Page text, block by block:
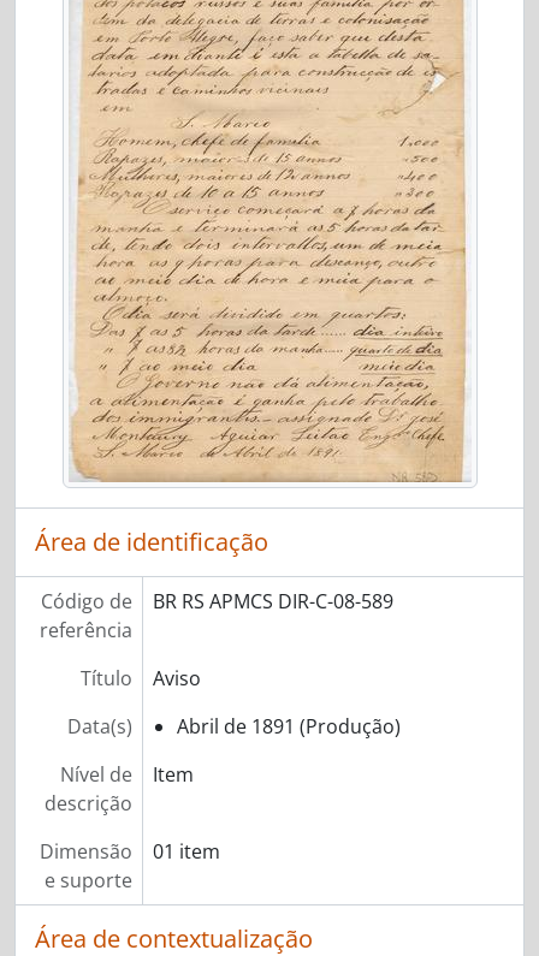
Área de identificação
Código de
referência
BR RS APMCS DIR-C-08-589
Título
Aviso
Data(s)
Abril de 1891 (Produção)
Nível de
descrição
Item
Dimensão
e suporte
01 item
Área de contextualização